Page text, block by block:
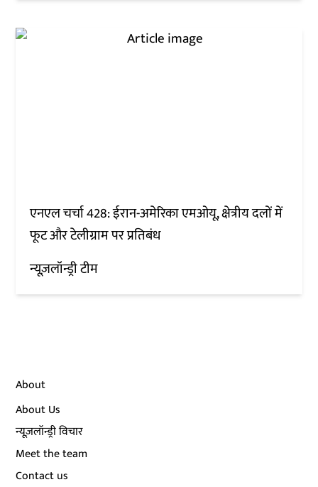
एनएल चर्चा 428: ईरान-अमेरिका एमओयू, क्षेत्रीय दलों में
फूट और टेलीग्राम पर प्रतिबंध
न्यूज़लॉन्ड्री टीम
About
About Us
न्यूज़लॉन्ड्री विचार
Meet the team
Contact us